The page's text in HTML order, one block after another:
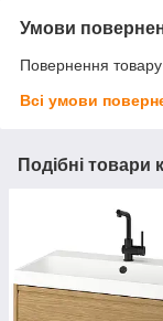
Умови
Повернення
Всі умови
Подібні товари